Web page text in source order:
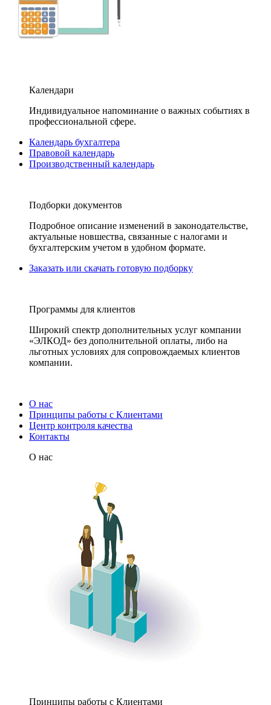
Календари
Индивидуальное напоминание о важных событиях в
профессиональной сфере.
Календарь бухгалтера
Правовой календарь
Производственный календарь
Подборки документов
Подробное описание изменений в законодательстве,
актуальные новшества, связанные с налогами и
бухгалтерским учетом в удобном формате.
Заказать или скачать готовую подборку
Программы для клиентов
Широкий спектр дополнительных услуг компании
«ЭЛКОД» без дополнительной оплаты, либо на
льготных условиях для сопровождаемых клиентов
компании.
О нас
Принципы работы с Клиентами
Центр контроля качества
Контакты
О нас
Принципы работы с Клиентами